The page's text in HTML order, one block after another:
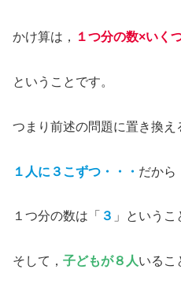
かけ算は， １つ分の数×いく
ということです。
つまり前述の問題に置き換え
１人に３こずつ・・・ だから
１つ分の数は「 ３ 」というこ
そして， 子どもが８人いるこ